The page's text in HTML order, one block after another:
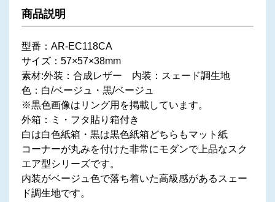
商品説明
型番：AR-EC118CA
サイズ：57×57×38mm
素材:外装：合成レザー 内装：スェード調生地
色：白/ベージュ・黒/ベージュ
※黒色画像はリング用を掲載しています。
外箱：ミ・フタ貼り箱付き
白は白色紙箱・黒は黒色紙箱どちらもマット紙
コーナーが丸みを付けた非常にモダンで上品なスク
エア型シリーズです。
内装がベージュ色で落ち着いた高級感があるスェー
ド調生地です。